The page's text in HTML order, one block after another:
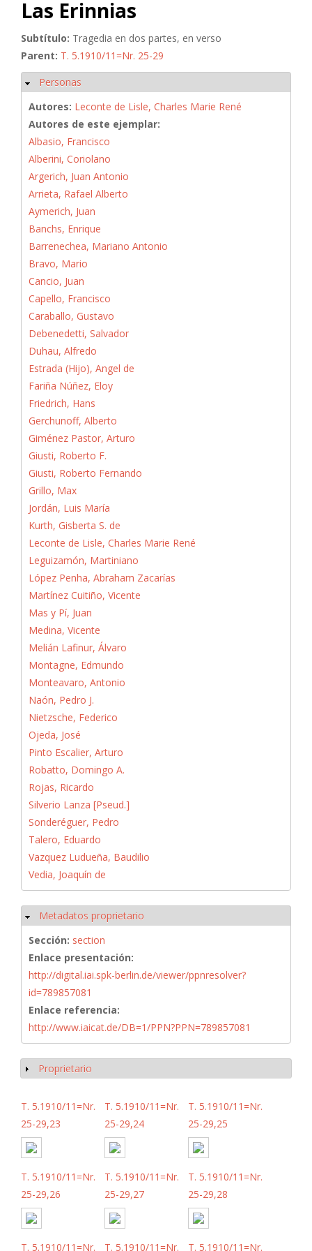
Las Erinnias
Subtítulo: Tragedia en dos partes, en verso
Parent: T. 5.1910/11=Nr. 25-29
Ocultar
Personas
Autores: Leconte de Lisle, Charles Marie René
Autores de este ejemplar:
Albasio, Francisco
Alberini, Coriolano
Argerich, Juan Antonio
Arrieta, Rafael Alberto
Aymerich, Juan
Banchs, Enrique
Barrenechea, Mariano Antonio
Bravo, Mario
Cancio, Juan
Capello, Francisco
Caraballo, Gustavo
Debenedetti, Salvador
Duhau, Alfredo
Estrada (Hijo), Angel de
Fariña Núñez, Eloy
Friedrich, Hans
Gerchunoff, Alberto
Giménez Pastor, Arturo
Giusti, Roberto F.
Giusti, Roberto Fernando
Grillo, Max
Jordán, Luis María
Kurth, Gisberta S. de
Leconte de Lisle, Charles Marie René
Leguizamón, Martiniano
López Penha, Abraham Zacarías
Martínez Cuitiño, Vicente
Mas y Pí, Juan
Medina, Vicente
Melián Lafinur, Álvaro
Montagne, Edmundo
Monteavaro, Antonio
Naón, Pedro J.
Nietzsche, Federico
Ojeda, José
Pinto Escalier, Arturo
Robatto, Domingo A.
Rojas, Ricardo
Silverio Lanza [Pseud.]
Sonderéguer, Pedro
Talero, Eduardo
Vazquez Ludueña, Baudilio
Vedia, Joaquín de
Ocultar
Metadatos proprietario
Sección: section
Enlace presentación:
http://digital.iai.spk-berlin.de/viewer/ppnresolver?
id=789857081
Enlace referencia:
http://www.iaicat.de/DB=1/PPN?PPN=789857081
Mostrar
Proprietario
T. 5.1910/11=Nr.
25-29,23
T. 5.1910/11=Nr.
25-29,24
T. 5.1910/11=Nr.
25-29,25
T. 5.1910/11=Nr.
25-29,26
T. 5.1910/11=Nr.
25-29,27
T. 5.1910/11=Nr.
25-29,28
T. 5.1910/11=Nr. T. 5.1910/11=Nr. T. 5.1910/11=Nr.